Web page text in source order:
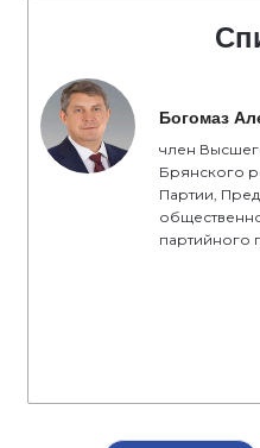
Богомаз
член
Брянского
Партии,
партийного